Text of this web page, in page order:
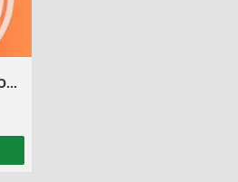
ACHADINHOS DO CARLOS SHOPPE️